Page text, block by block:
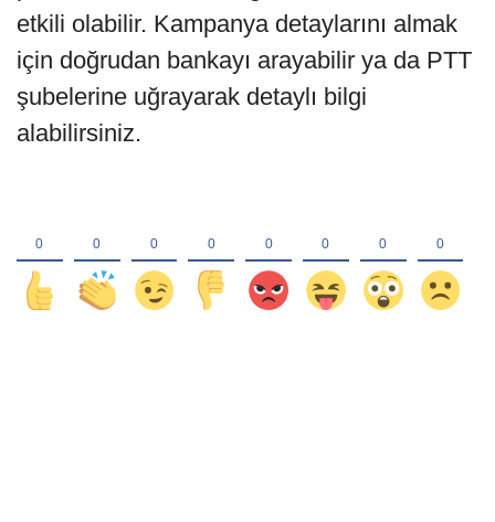
etkili olabilir. Kampanya detaylarını almak
için doğrudan bankayı arayabilir ya da PTT
şubelerine uğrayarak detaylı bilgi
alabilirsiniz.